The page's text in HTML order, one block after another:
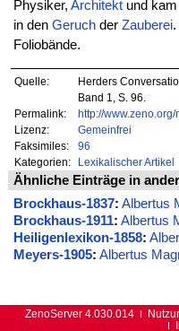
Physiker, Architektund kam
in den Geruchder Zauberei.
Foliobände.
Quelle:
Herders
Band 1, S. 96.
Permalink:
http://
Lizenz:
Gemeinfrei
Faksimiles:
96
Kategorien:
Lexikalischer Artikel
Ähnliche Einträge in
Brockhaus-1837: Albertus
Brockhaus-1911: Albertus
Heiligenlexikon-1858:
Meyers-1905: Albertus
ZenoServer 4.030.014